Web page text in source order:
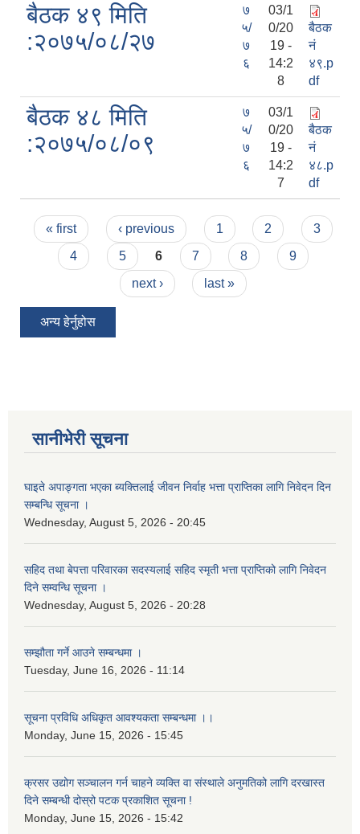
बैठक ४९ मिति
:२०७५/०८/२७
७
५/
७
६
03/1
0/20
19 -
14:2
8
बैठक
नं
४९.p
df
बैठक ४८ मिति
:२०७५/०८/०९
७
५/
७
६
03/1
0/20
19 -
14:2
7
बैठक
नं
४८.p
df
Pages
« first ‹ previous 1 2
3
4
5 6 7 8
9
next ›
last »
अन्य हेर्नुहोस
सानीभेरी सूचना
घाइते अपाङ्गता भएका ब्यक्तिलाई जीवन निर्वाह भत्ता प्राप्तिका लागि निवेदन दिन
सम्बन्धि सूचना ।
Wednesday, August 5, 2026 - 20:45
सहिद तथा बेपत्ता परिवारका सदस्यलाई सहिद स्मृती भत्ता प्राप्तिको लागि निवेदन
दिने सम्वन्धि सूचना ।
Wednesday, August 5, 2026 - 20:28
सम्झौता गर्ने आउने सम्बन्धमा ।
Tuesday, June 16, 2026 - 11:14
सूचना प्रविधि अधिकृत आवश्यकता सम्बन्धमा ।।
Monday, June 15, 2026 - 15:45
क्रसर उद्योग सञ्चालन गर्न चाहने व्यक्ति वा संस्थाले अनुमतिको लागि दरखास्त
दिने सम्बन्धी दोस्रो पटक प्रकाशित सूचना !
Monday, June 15, 2026 - 15:42